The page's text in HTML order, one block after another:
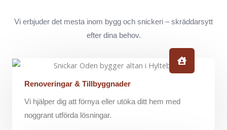
Vi erbjuder det mesta inom bygg och snickeri – skräddarsytt
efter dina behov.
Renoveringar & Tillbyggnader
Vi hjälper dig att förnya eller utöka ditt hem med
noggrant utförda lösningar.